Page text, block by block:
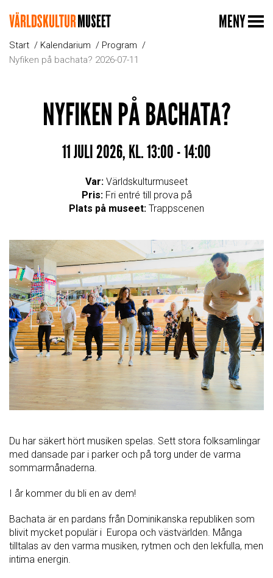
MENY
Start Kalendarium
Program
Nyfiken på bachata? 2026-07-11
NYFIKEN PÅ BACHATA?
11 JULI 2026, KL. 13:00 - 14:00
Var: Världskulturmuseet
Pris: Fri entré till prova på
Plats på museet: Trappscenen
Du har säkert hört musiken spelas. Sett stora folksamlingar
med dansade par i parker och på torg under de varma
sommarmånaderna.
I år kommer du bli en av dem!
Bachata är en pardans från Dominikanska republiken som
blivit mycket populär i Europa och västvärlden. Många
tilltalas av den varma musiken, rytmen och den lekfulla, men
intima energin.